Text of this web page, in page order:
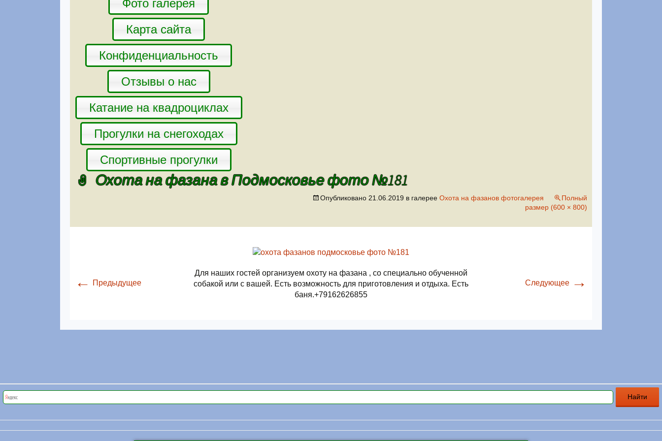
Фото галерея
Карта сайта
Конфиденциальность
Отзывы о нас
Катание на квадроциклах
Прогулки на снегоходах
Спортивные прогулки
Охота на фазана в Подмосковье фото №181
Опубликовано 21.06.2019 в галерее Охота на фазанов фотогалерея
Полный
размер (600 × 800)
← Предыдущее Следующее →
Для наших гостей организуем охоту на фазана , со специально обученной
собакой или с вашей. Есть возможность для приготовления и отдыха. Есть
баня.+79162626855